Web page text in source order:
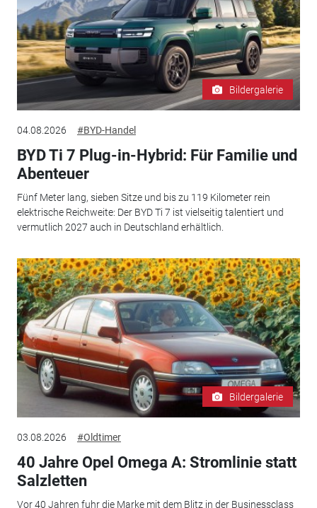
Bildergalerie
04.08.2026 #BYD-Handel
BYD Ti 7 Plug-in-Hybrid: Für Familie und
Abenteuer
Fünf Meter lang, sieben Sitze und bis zu 119 Kilometer rein
elektrische Reichweite: Der BYD Ti 7 ist vielseitig talentiert und
vermutlich 2027 auch in Deutschland erhältlich.
Bildergalerie
03.08.2026 #Oldtimer
40 Jahre Opel Omega A: Stromlinie statt
Salzletten
Vor 40 Jahren fuhr die Marke mit dem Blitz in der Businessclass